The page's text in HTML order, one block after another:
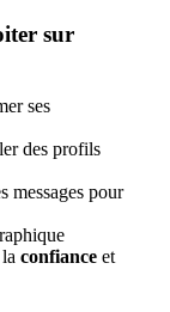
sur
ses
des profils
messages pour
confiance et